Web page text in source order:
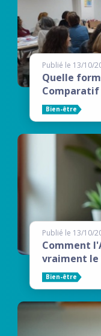
Publié le 13/10/
Quelle
Comparatif
Bien-être
Publié le 13/10/
Comment
vraiment le
Bien-être